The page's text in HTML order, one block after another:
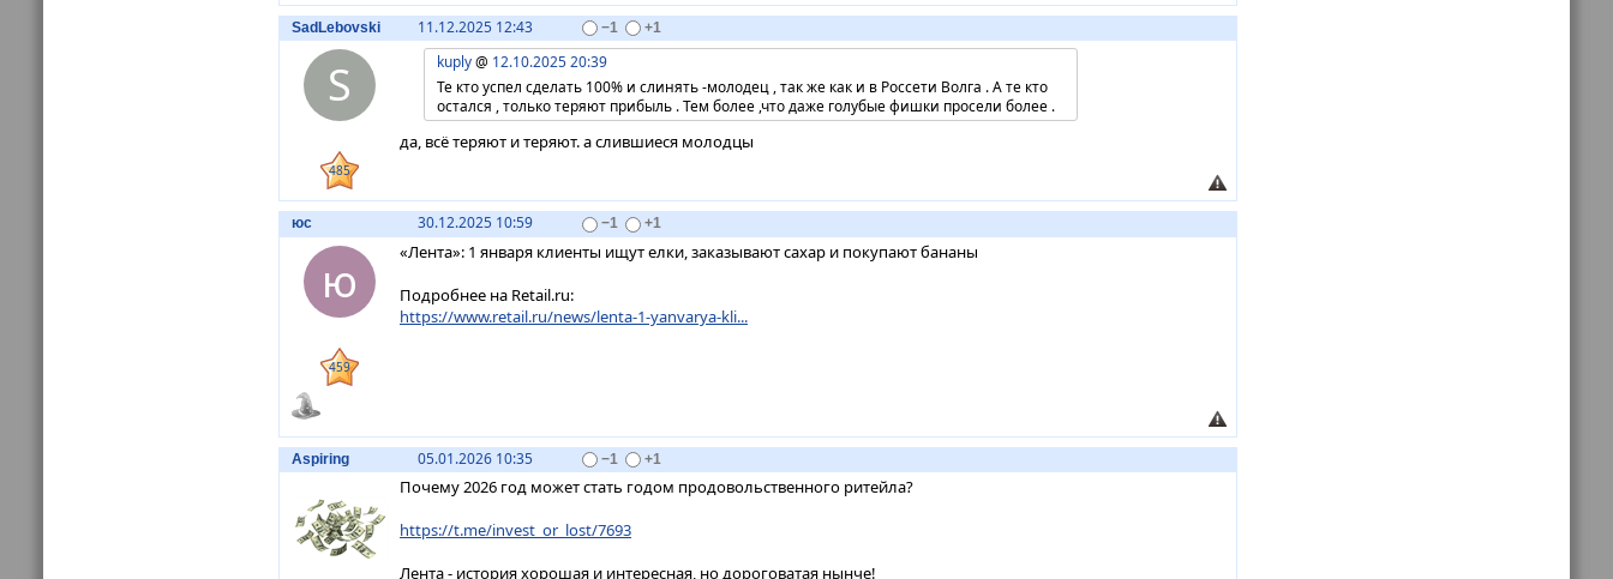
SadLebovski 11.12.2025 12:43 −1 +1
S
485
kuply@ 12.10.2025 20:39
Те кто успел сделать 100% и слинять -молодец , так же как и в Россети Волга . А те кто
остался , только теряют прибыль . Тем более ,что даже голубые фишки просели более .
да, всё теряют и теряют. а слившиеся молодцы
юс 30.12.2025 10:59 −1 +1
ю
459
«Лента»: 1 января клиенты ищут елки, заказывают сахар и покупают бананы
Подробнее на Retail.ru:
https://www.retail.ru/news/lenta-1-yanvarya-kli...
Aspiring 05.01.2026 10:35 −1 +1
Почему 2026 год может стать годом продовольственного ритейла?
https://t.me/invest_or_lost/7693
Лента - история хорошая и интересная, но дороговатая нынче!